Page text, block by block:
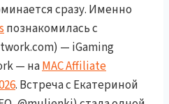
сразу. Именно
познакомилась с
— iGaming
— наMAC Affiliate
. Встреча с Екатериной